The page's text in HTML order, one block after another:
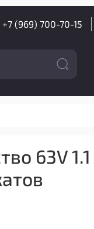
+7 (969) 700-70-15
63V 1.1